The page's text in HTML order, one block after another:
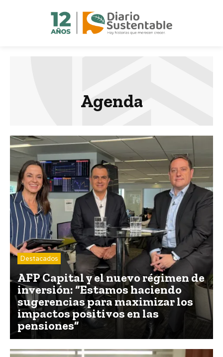
Agenda
Destacados
AFP Capital y el nuevo régimen de
inversión: “Estamos haciendo
sugerencias para maximizar los
impactos positivos en las
pensiones”